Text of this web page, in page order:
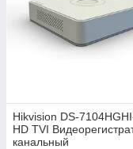
Hikvision DS-
HD TVI
канальный